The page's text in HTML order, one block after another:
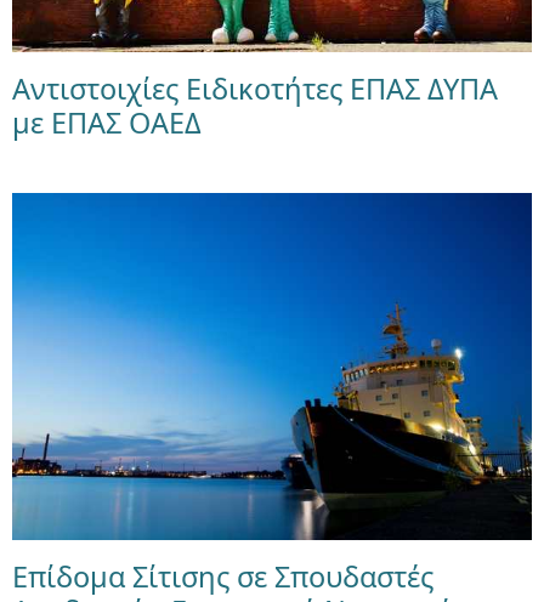
Αντιστοιχίες Ειδικοτήτες ΕΠΑΣ ΔΥΠΑ
με ΕΠΑΣ ΟΑΕΔ
Επίδομα Σίτισης σε Σπουδαστές